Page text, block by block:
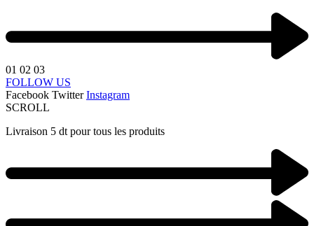
01 02 03
FOLLOW US
Facebook Twitter Instagram
SCROLL
Livraison 5 dt pour tous les produits